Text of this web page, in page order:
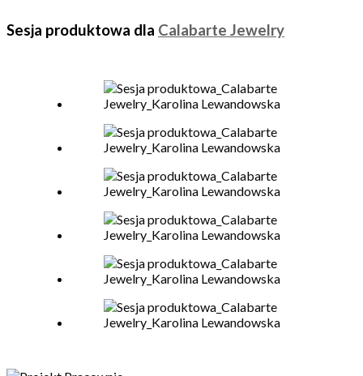
Sesja produktowa dla Calabarte Jewelry